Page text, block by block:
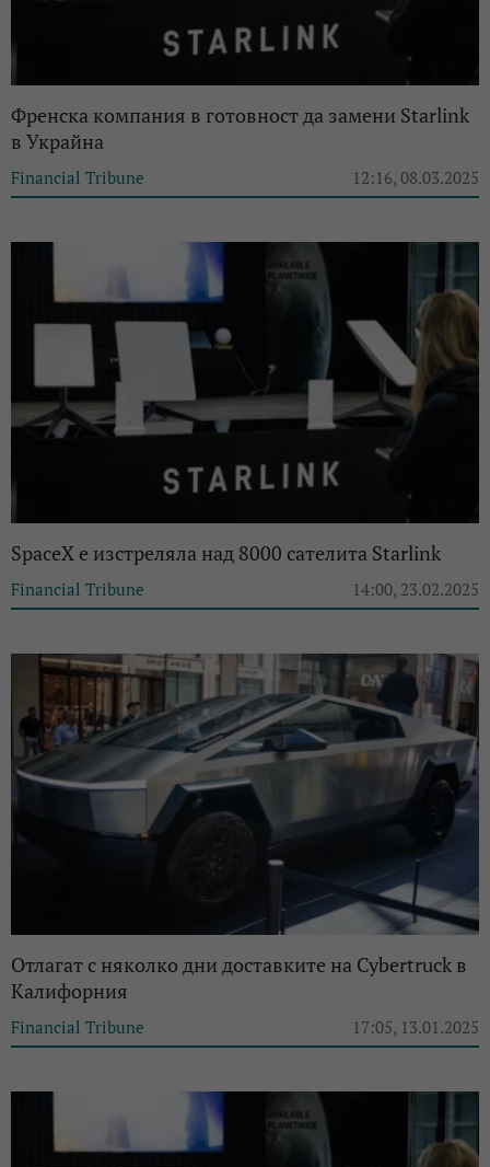
Френска компания в готовност да замени Starlink
в Украйна
Financial Tribune 12:16, 08.03.2025
SpaceX е изстреляла над 8000 сателита Starlink
Financial Tribune 14:00, 23.02.2025
Отлагат с няколко дни доставките на Cybertruck в
Калифорния
Financial Tribune 17:05, 13.01.2025